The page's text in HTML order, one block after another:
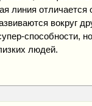
линия
вокруг
способности,
людей.